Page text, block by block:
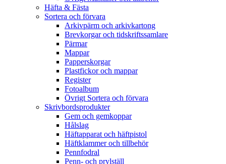
Häfta & Fästa
Sortera och förvara
Arkivpärm och arkivkartong
Brevkorgar och tidskriftssamlare
Pärmar
Mappar
Papperskorgar
Plastfickor och mappar
Register
Fotoalbum
Övrigt Sortera och förvara
Skrivbordsprodukter
Gem och gemkoppar
Hålslag
Häftapparat och häftpistol
Häftklammer och tillbehör
Pennfodral
Penn- och prylställ